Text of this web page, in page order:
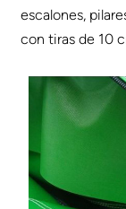
escalones,
con tiras de 10